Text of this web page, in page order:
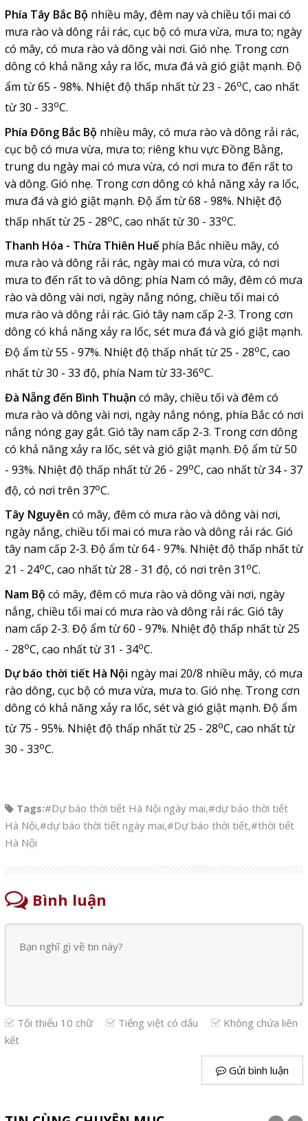
Phía Tây Bắc Bộ nhiều mây, đêm nay và chiều tối mai có
mưa rào và dông rải rác, cục bộ có mưa vừa, mưa to; ngày
có mây, có mưa rào và dông vài nơi. Gió nhẹ. Trong cơn
dông có khả năng xảy ra lốc, mưa đá và gió giật mạnh. Độ
ẩm từ 65 - 98%. Nhiệt độ thấp nhất từ 23 - 26oC, cao nhất
từ 30 - 33oC.
Phía Đông Bắc Bộ nhiều mây, có mưa rào và dông rải rác,
cục bộ có mưa vừa, mưa to; riêng khu vực Đồng Bằng,
trung du ngày mai có mưa vừa, có nơi mưa to đến rất to
và dông. Gió nhẹ. Trong cơn dông có khả năng xảy ra lốc,
mưa đá và gió giật mạnh. Độ ẩm từ 68 - 98%. Nhiệt độ
thấp nhất từ 25 - 28oC, cao nhất từ 30 - 33oC.
Thanh Hóa - Thừa Thiên Huếphía Bắc nhiều mây, có
mưa rào và dông rải rác, ngày mai có mưa vừa, có nơi
mưa to đến rất to và dông; phía Nam có mây, đêm có mưa
rào và dông vài nơi, ngày nắng nóng, chiều tối mai có
mưa rào và dông rải rác. Gió tây nam cấp 2-3. Trong cơn
dông có khả năng xảy ra lốc, sét mưa đá và gió giật mạnh.
Độ ẩm từ 55 - 97%. Nhiệt độ thấp nhất từ 25 - 28oC, cao
nhất từ 30 - 33 độ, phía Nam từ 33-36oC.
Đà Nẵng đến Bình Thuận có mây, chiều tối và đêm có
mưa rào và dông vài nơi, ngày nắng nóng, phía Bắc có nơi
nắng nóng gay gắt. Gió tây nam cấp 2-3. Trong cơn dông
có khả năng xảy ra lốc, sét và gió giật mạnh. Độ ẩm từ 50
- 93%. Nhiệt độ thấp nhất từ 26 - 29oC, cao nhất từ 34 - 37
độ, có nơi trên 37oC.
Tây Nguyên có mây, đêm có mưa rào và dông vài nơi,
ngày nắng, chiều tối mai có mưa rào và dông rải rác. Gió
tây nam cấp 2-3. Độ ẩm từ 64 - 97%. Nhiệt độ thấp nhất từ
21 - 24oC, cao nhất từ 28 - 31 độ, có nơi trên 31oC.
Nam Bộ có mây, đêm có mưa rào và dông vài nơi, ngày
nắng, chiều tối mai có mưa rào và dông rải rác. Gió tây
nam cấp 2-3. Độ ẩm từ 60 - 97%. Nhiệt độ thấp nhất từ 25
- 28oC, cao nhất từ 31 - 34oC.
Dự báo thời tiết Hà Nội ngày mai 20/8 nhiều mây, có mưa
rào dông, cục bộ có mưa vừa, mưa to. Gió nhẹ. Trong cơn
dông có khả năng xảy ra lốc, sét và gió giật mạnh. Độ ẩm
từ 75 - 95%. Nhiệt độ thấp nhất từ 25 - 28oC, cao nhất từ
30 - 33oC.
Tags:#Dự báo thời tiết Hà Nội ngày mai,#dự báo thời tiết
Hà Nội,#dự báo thời tiết ngày mai,#Dự báo thời tiết,#thời tiết
Hà Nội
Bình luận
Tối thiểu 10 chữ Tiếng việt có dấu
Không chứa liên
kết
Gửi bình luận